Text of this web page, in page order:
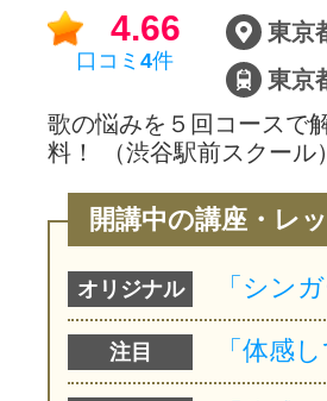
4.66
口コミ 4件
東京
歌の悩みを５回コースで
料！ （渋谷駅前スクー
開講中の講座・レ
オリジナル
注目